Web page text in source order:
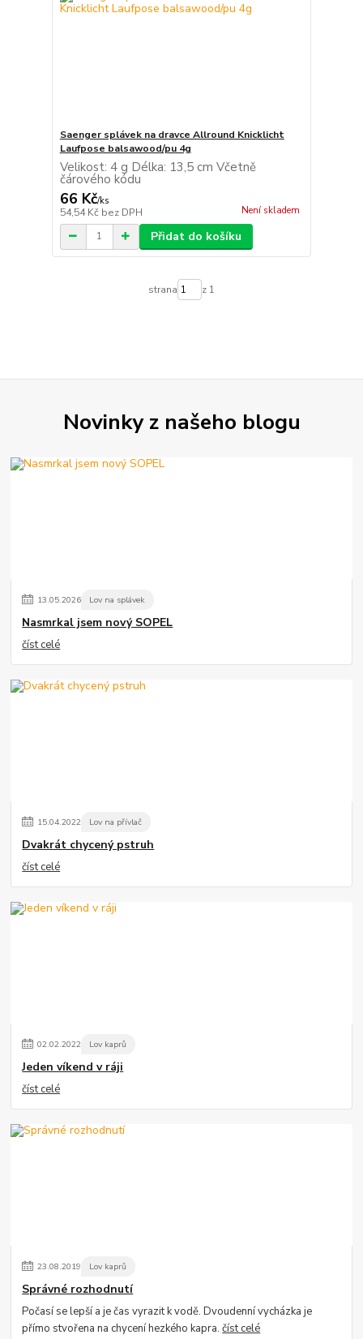
Saenger splávek na dravce Allround Knicklicht
Laufpose balsawood/pu 4g
Velikost: 4 g Délka: 13,5 cm Včetně
čárového kódu
66 Kč/ks
54,54 Kč bez DPH Není skladem
Přidat do košíku
strana z 1
Novinky z našeho blogu
13.05.2026 Lov na splávek
Nasmrkal jsem nový SOPEL
číst celé
15.04.2022 Lov na přívlač
Dvakrát chycený pstruh
číst celé
02.02.2022 Lov kaprů
Jeden víkend v ráji
číst celé
23.08.2019 Lov kaprů
Správné rozhodnutí
Počasí se lepší a je čas vyrazit k vodě. Dvoudenní vycházka je
přímo stvořena na chycení hezkého kapra.číst celé